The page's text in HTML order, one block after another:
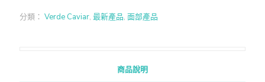
分類： Verde Caviar, 最新產品, 面部產品
商品說明